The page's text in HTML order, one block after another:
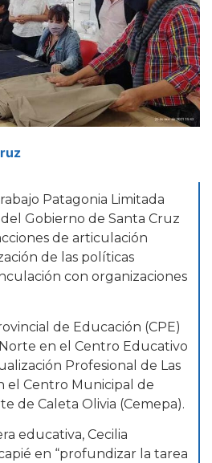
Patagonia Limitada
Gobierno de Santa Cruz
de articulación
de las políticas
con organizaciones
de Educación (CPE)
en el Centro Educativo
Profesional de Las
el Centro Municipal de
de Caleta Olivia (Cemepa).
educativa, Cecilia
en “profundizar la tarea